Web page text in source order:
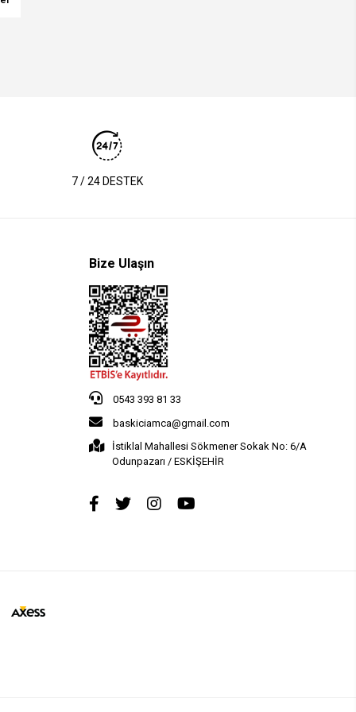
7 / 24 DESTEK
Bize Ulaşın
0543 393 81 33
baskiciamca@gmail.com
İstiklal Mahallesi Sökmener Sokak No: 6/A
Odunpazarı / ESKİŞEHİR